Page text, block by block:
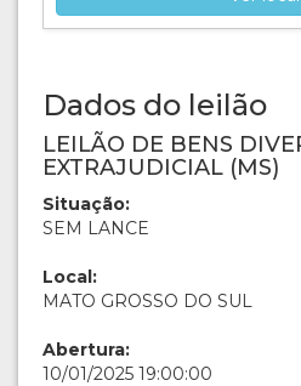
Dados do leilão
LEILÃO DE BENS
EXTRAJUDICIAL (MS)
Situação:
SEM LANCE
Local:
MATO GROSSO DO SUL
Abertura:
10/01/2025 19:00:00